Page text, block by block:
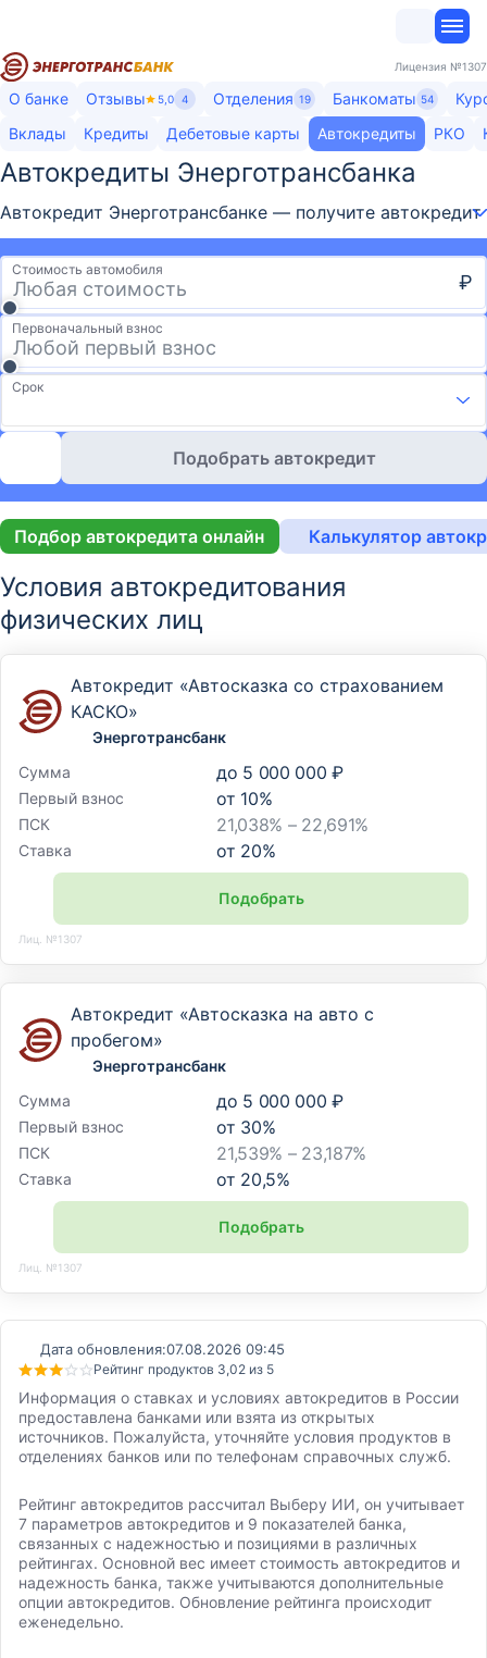
Лицензия №1307
О банке Отзывы 5,0 4 Отделения 19 Банкоматы 54
Вклады
Кредиты Дебетовые карты Автокредиты РКО
Автокредиты Энерготрансбанка​
Автокредит Энерготрансбанке — получите
Стоимость автомобиля
₽
Первоначальный взнос
Срок
Подобрать автокредит
Подбор автокредита онлайн Калькулятор
Условия автокредитования
физических лиц
Автокредит «Автосказка со страхованием
КАСКО»
Энерготрансбанк
Сумма
до 5 000 000 ₽
Первый взнос от 10%
ПСК 21,038% – 22,691%
Ставка от 20%
Подобрать
Лиц. №1307
Автокредит «Автосказка на авто с
пробегом»
Энерготрансбанк
Сумма
до 5 000 000 ₽
Первый взнос от 30%
ПСК 21,539% – 23,187%
Ставка от 20,5%
Подобрать
Лиц. №1307
Дата обновления:07.08.2026 09:45
Рейтинг продуктов 3,02 из 5
Информация о ставках и условиях автокредитов в России
предоставлена банками или взята из открытых
источников. Пожалуйста, уточняйте условия продуктов в
отделениях банков или по телефонам справочных служб.
Рейтинг автокредитов рассчитал Выберу ИИ, он учитывает
7 параметров автокредитов и 9 показателей банка,
связанных с надежностью и позициями в различных
рейтингах. Основной вес имеет стоимость автокредитов и
надежность банка, также учитываются дополнительные
опции автокредитов. Обновление рейтинга происходит
еженедельно.